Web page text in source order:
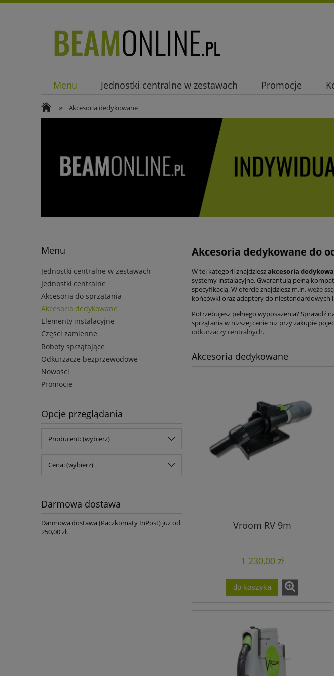
Menu Jednostki centralne w zestawach Promocje
» Akcesoria dedykowane
Menu
Jednostki centralne w zestawach
Jednostki centralne
Akcesoria do sprzątania
Akcesoria dedykowane
Elementy instalacyjne
Części zamienne
Roboty sprzątające
Odkurzacze bezprzewodowe
Nowości
Promocje
Opcje przeglądania
Producent: (wybierz)
Cena: (wybierz)
Darmowa dostawa
Darmowa dostawa (Paczkomaty InPost) już od
250,00 zł.
Akcesoria dedykowane do
W tej kategorii znajdzieszakcesoria
systemy instalacyjne. Gwarantują pełną
specyfikacją. W ofercie znajdziesz m.in.węże
końcówki oraz adaptery do niestandardowych
Potrzebujesz pełnego wyposażenia? Sprawdź
sprzątania w niższej cenie niż przy zakupie
odkurzaczy centralnych.
Akcesoria dedykowane
Vroom RV 9m
1 230,00 zł
do koszyka